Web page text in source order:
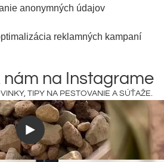
anonymných údajov
reklamných kampaní
nám na Instagrame
TIPY NA PESTOVANIE A SÚŤAŽE.